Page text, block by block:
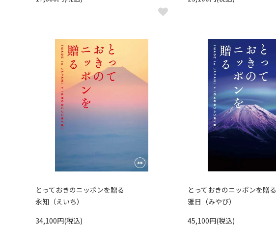
とっておきのニッポンを贈る
永知（えいち）
34,100円(税込)
とっておきのニッポンを贈る
雅日（みやび）
45,100円(税込)